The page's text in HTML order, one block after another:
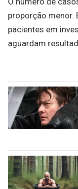
proporção menor.
pacientes em
aguardam